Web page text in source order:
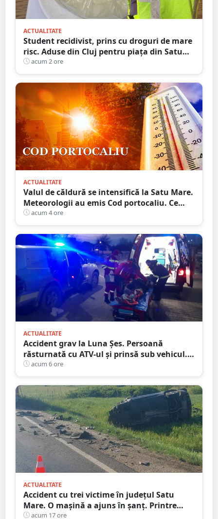
ACTUALITATE
Student recidivist, prins cu droguri de mare
risc. Aduse din Cluj pentru piața din Satu
Mare
acum 2 ore
ACTUALITATE
Valul de căldură se intensifică la Satu Mare.
Meteorologii au emis Cod portocaliu. Ce
maxime sunt așteptate în județ
acum 4 ore
ACTUALITATE
Accident grav la Luna Șes. Persoană
răsturnată cu ATV-ul și prinsă sub vehicul.
Au intervenit pompierii și descarcerarea
acum 6 ore
ACTUALITATE
Accident cu trei victime în județul Satu
Mare. O mașină a ajuns în șanț. Printre
răniți, un copil de doar 2 ani
acum 17 ore